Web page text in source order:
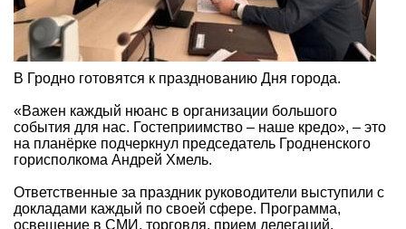
В Гродно готовятся к празднованию Дня города.
«Важен каждый нюанс в организации большого
события для нас. Гостеприимство – наше кредо», – это
на планёрке подчеркнул председатель Гродненского
горисполкома Андрей Хмель.
Ответственные за праздник руководители выступили с
докладами каждый по своей сфере. Программа,
освещение в СМИ, торговля, прием делегаций,